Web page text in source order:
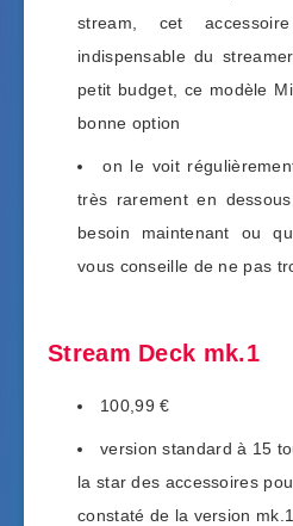
stream, cet
indispensable du
petit budget, ce modèle
bonne option
on le voit
très rarement en
besoin maintenant ou
vous conseille de ne pas
Stream Deck mk.1
100,99 €
version standard à 15
la star des accessoires
constaté de la version